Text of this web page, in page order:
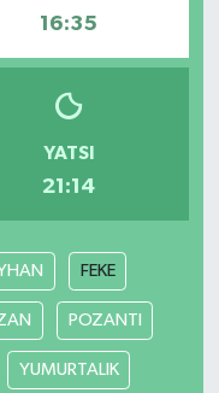
16:35
YATSI
21:14
FEKE
POZANTI
YUMURTALIK